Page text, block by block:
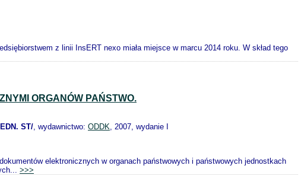
z linii InsERT nexo miała miejsce w marcu 2014 roku. W skład tego
ORGANÓW PAŃSTWO.
ST/, wydawnictwo: ODDK, 2007, wydanie I
elektronicznych w organach państwowych i państwowych jednostkach
>>>